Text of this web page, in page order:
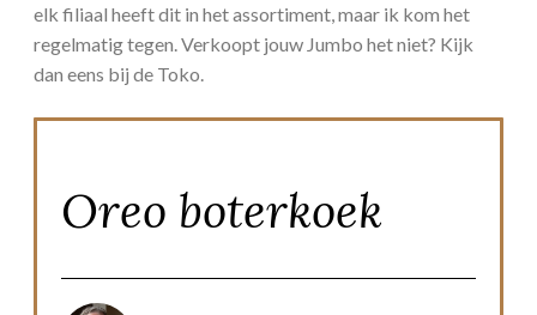
elk filiaal heeft dit in het assortiment, maar ik kom het
regelmatig tegen. Verkoopt jouw Jumbo het niet? Kijk
dan eens bij de Toko.
Oreo boterkoek